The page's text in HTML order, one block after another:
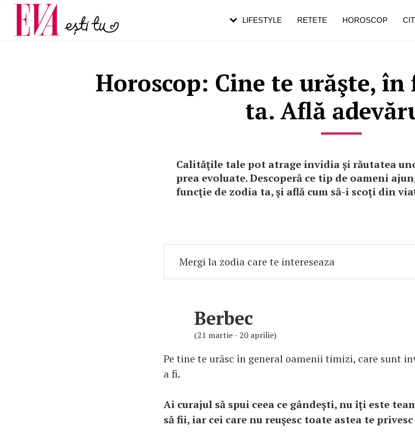
Horoscop: Cine te urăşte,
ta. Află
Calităţile tale pot atrage invidia şi răutatea
prea evoluate. Descoperă ce tip de oameni
funcţie de zodia ta, şi află cum să-i scoţi din
Berbec
(21 martie - 20 aprilie)
Pe tine te urăsc în general oamenii timizi, care sunt
a fi.
Ai curajul să spui ceea ce gândeşti, nu îţi este
să fii, iar cei care nu reuşesc toate astea te
LIFESTYLE RETETE HOROSCOP
Carieră
Actualitate
pe măsură ce înaintezi în